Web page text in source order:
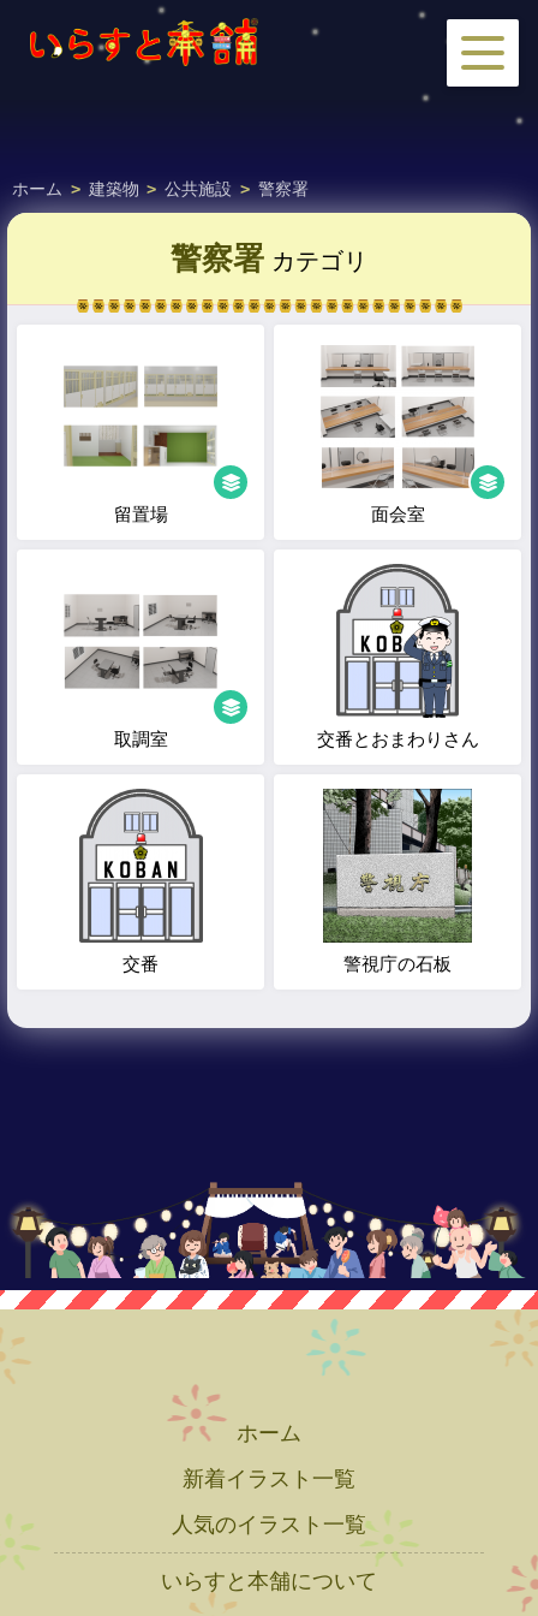
ホーム > 建築物 > 公共施設 > 警察署
警察署 カテゴリ
留置場 面会室
取調室 交番とおまわりさん
交番 警視庁の石板
ホーム
新着イラスト一覧
人気のイラスト一覧
いらすと本舗について